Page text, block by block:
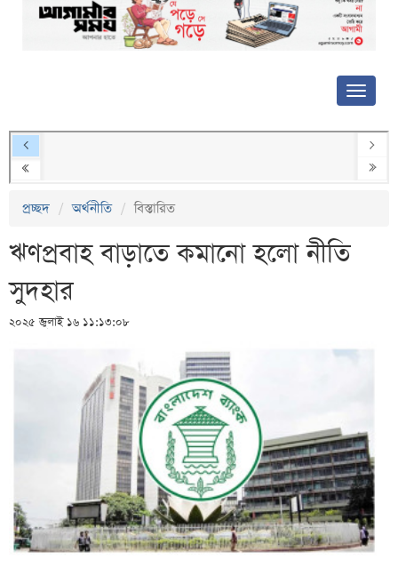
প্রচ্ছদ অর্থনীতি বিস্তারিত
ঋণপ্রবাহ বাড়াতে কমানো হলো নীতি
সুদহার
২০২৫ জুলাই ১৬ ১১:১৩:০৮